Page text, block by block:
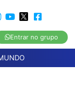
Entrar no grupo